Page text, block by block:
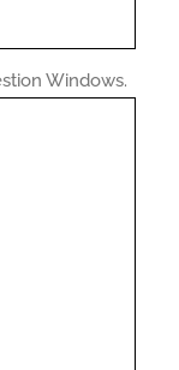
Windows.